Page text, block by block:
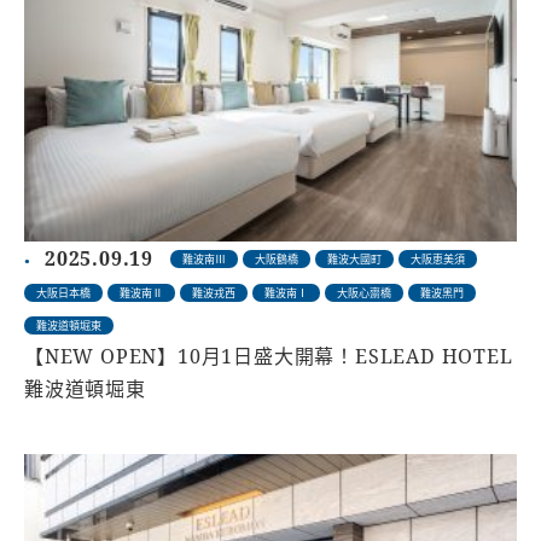
2025.09.19 難波南Ⅲ 大阪鶴橋 難波大國町 大阪恵美須
大阪日本橋 難波南Ⅱ 難波戎西 難波南Ⅰ 大阪心齋橋 難波黑門
難波道頓堀東
【NEW OPEN】10月1日盛大開幕！ESLEAD HOTEL
難波道頓堀東